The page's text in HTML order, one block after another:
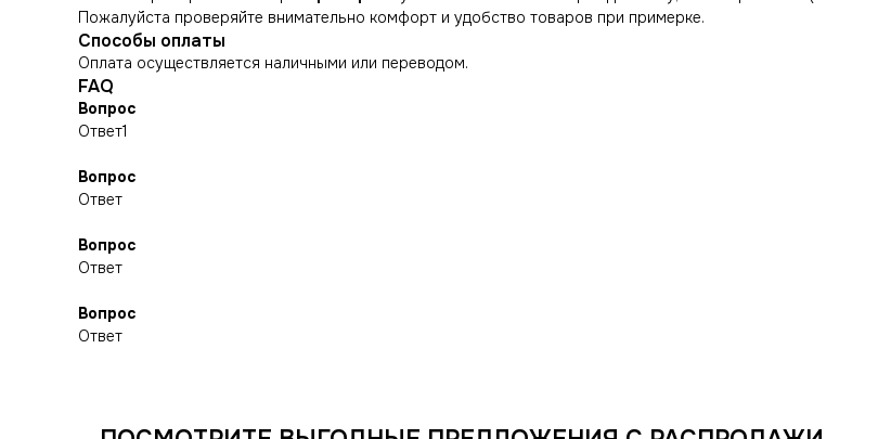
Пожалуйста проверяйте внимательно комфорт и удобство товаров при примерке.
Способы оплаты
Оплата осуществляется наличными или переводом.
FAQ
Вопрос
Ответ1
Вопрос
Ответ
Вопрос
Ответ
Вопрос
Ответ